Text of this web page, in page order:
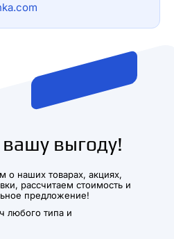
вашу выгоду!
наших товарах, акциях,
рассчитаем стоимость и
предложение!
любого типа и